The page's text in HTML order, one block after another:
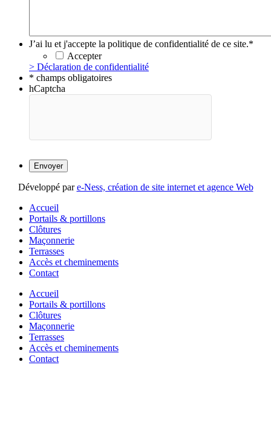
J’ai lu et j'accepte la politique de confidentialité de ce site.*
Accepter
> Déclaration de confidentialité
* champs obligatoires
hCaptcha
Développé pare-Ness, création de site internet et agence Web
Accueil
Portails & portillons
Clôtures
Maçonnerie
Terrasses
Accès et cheminements
Contact
Accueil
Portails & portillons
Clôtures
Maçonnerie
Terrasses
Accès et cheminements
Contact